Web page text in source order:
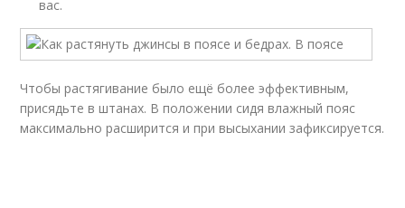
вас.
Чтобы растягивание было ещё более эффективным,
присядьте в штанах. В положении сидя влажный пояс
максимально расширится и при высыхании зафиксируется.